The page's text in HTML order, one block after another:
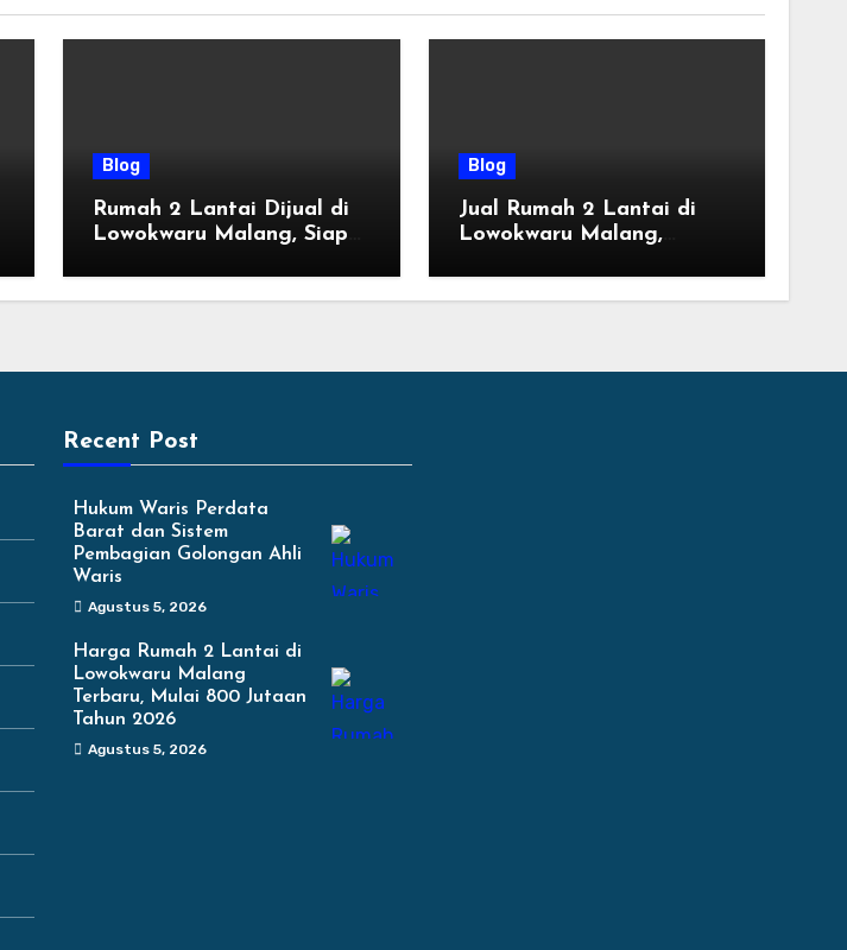
Blog
Rumah 2 Lantai Dijual di
Lowokwaru Malang, Siap
Premium | Graha Agung
Blog
Jual Rumah 2 Lantai di
Lowokwaru Malang,
Mulai 800 Jutaan
Recent Post
Hukum Waris Perdata
Barat dan Sistem
Pembagian Golongan Ahli
Waris
Agustus 5, 2026
Harga Rumah 2 Lantai di
Lowokwaru Malang
Terbaru, Mulai 800 Jutaan
Tahun 2026
Agustus 5, 2026